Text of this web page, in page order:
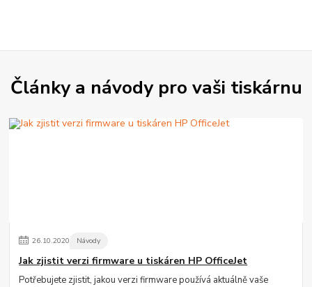
Články a návody pro vaši tiskárnu
26.10.2020 Návody
Jak zjistit verzi firmware u tiskáren HP OfficeJet
Potřebujete zjistit, jakou verzi firmware používá aktuálně vaše